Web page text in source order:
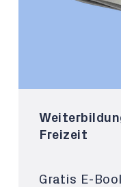
Freizeit
Gratis E-